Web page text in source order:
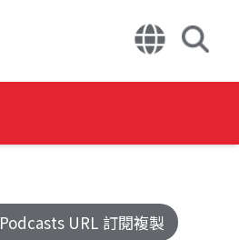
Podcasts URL 訂閱複製